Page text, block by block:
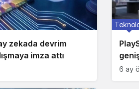
zekada devrim
imza attı
6 ay